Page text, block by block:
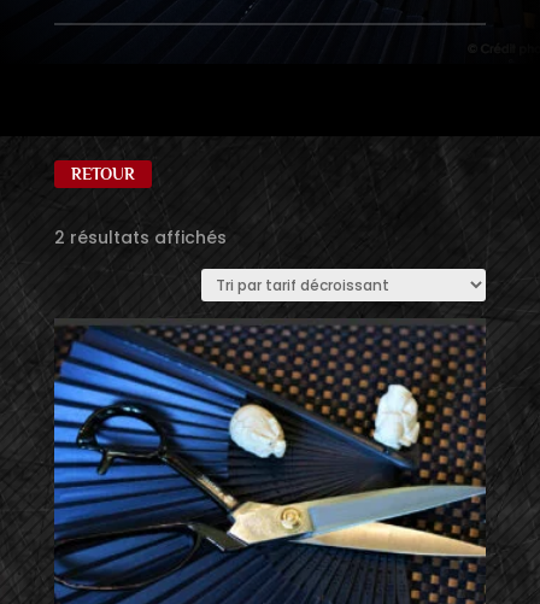
RETOUR
2 résultats affichésTrié
par
prix
décroissant